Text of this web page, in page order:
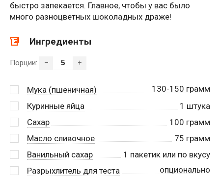
быстро запекается. Главное, чтобы у вас было
много разноцветных шоколадных драже!
Ингредиенты
Порции: – +
Мука (пшеничная)
130-150 грамм
Куринные яйца
1 штука
Сахар
100 грамм
Масло сливочное
75 грамм
Ванильный сахар
1 пакетик или по вкусу
Разрыхлитель для теста
опционально